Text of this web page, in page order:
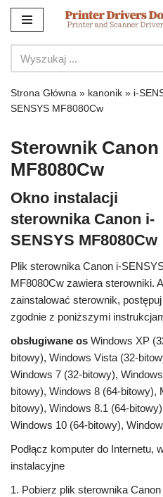
do
treści
Strona Główna » kanonik » i-
SENSYS MF8080Cw
Sterownik Canon
MF8080Cw
Okno instalacji
sterownika Canon i-
SENSYS MF8080Cw
Plik sterownika Canon i-
MF8080Cw zawiera sterowniki.
zainstalować sterownik, postępuj
zgodnie z poniższymi
obsługiwane os Windows XP
bitowy), Windows Vista (32-
Windows 7 (32-bitowy),
bitowy), Windows 8 (64-bitowy),
bitowy), Windows 8.1 (64-
Windows 10 (64-bitowy),
Podłącz komputer do Internetu,
instalacyjne
1. Pobierz plik sterownika